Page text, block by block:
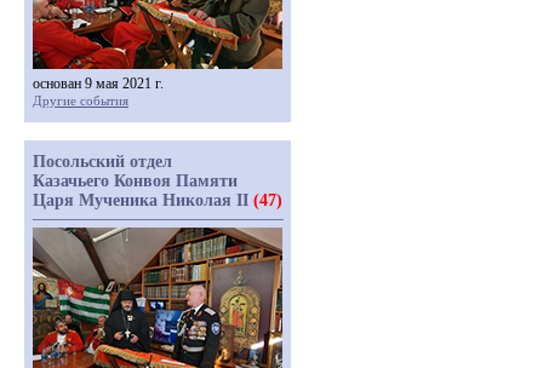
основан 9 мая 2021 г.
Другие события
Посольский отдел
Казачьего Конвоя Памяти
Царя Мученика Николая II (47)